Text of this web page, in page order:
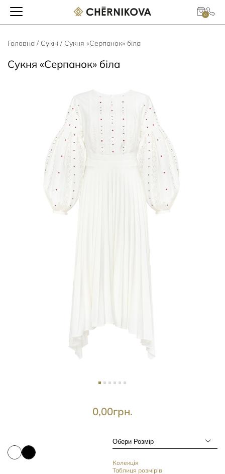
0
Головна / Сукні / Сукня «Серпанок» біла
Сукня «Серпанок» біла
грн.
0,00
Колекція
Таблиця розмірів